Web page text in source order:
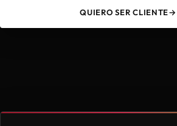
QUIERO SER CLIENTE→